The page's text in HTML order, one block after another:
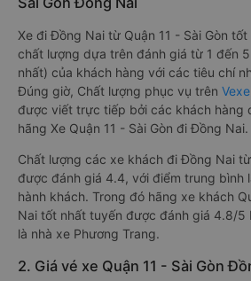
Xe đi Đồng Nai từ Quận 11 - Sài Gòn
chất lượng dựa trên đánh giá từ 1 đến
nhất) của khách hàng với các tiêu chí
Đúng giờ, Chất lượng phục vụ trên
được viết trực tiếp bởi các khách hàng
hãng Xe Quận 11 - Sài Gòn đi Đồng Nai.
Chất lượng các xe khách đi Đồng Nai từ
được đánh giá 4.4, với điểm trung bình
hành khách. Trong đó hãng xe khách
Nai tốt nhất tuyến được đánh giá 4.8/5
là nhà xe Phương Trang.
2. Giá vé xe Quận 11 - Sài Gòn